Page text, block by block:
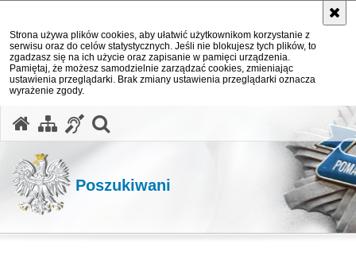
Strona używa plików cookies, aby ułatwić użytkownikom korzystanie z
serwisu oraz do celów statystycznych. Jeśli nie blokujesz tych plików, to
zgadzasz się na ich użycie oraz zapisanie w pamięci urządzenia.
Pamiętaj, że możesz samodzielnie zarządzać cookies, zmieniając
ustawienia przeglądarki. Brak zmiany ustawienia przeglądarki oznacza
wyrażenie zgody.
Poszukiwani